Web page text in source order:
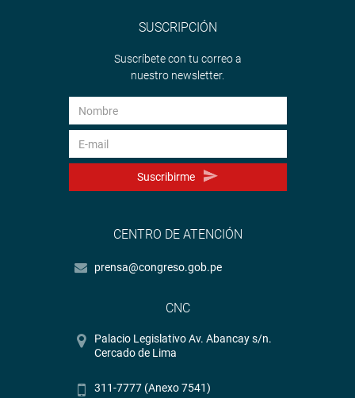
SUSCRIPCIÓN
Suscríbete con tu correo a
nuestro newsletter.
Suscribirme
CENTRO DE ATENCIÓN
prensa@congreso.gob.pe
CNC
Palacio Legislativo Av. Abancay s/n.
Cercado de Lima
311-7777 (Anexo 7541)